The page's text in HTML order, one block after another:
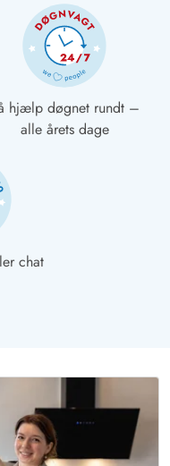
hjælp døgnet rundt –
alle årets dage
chat